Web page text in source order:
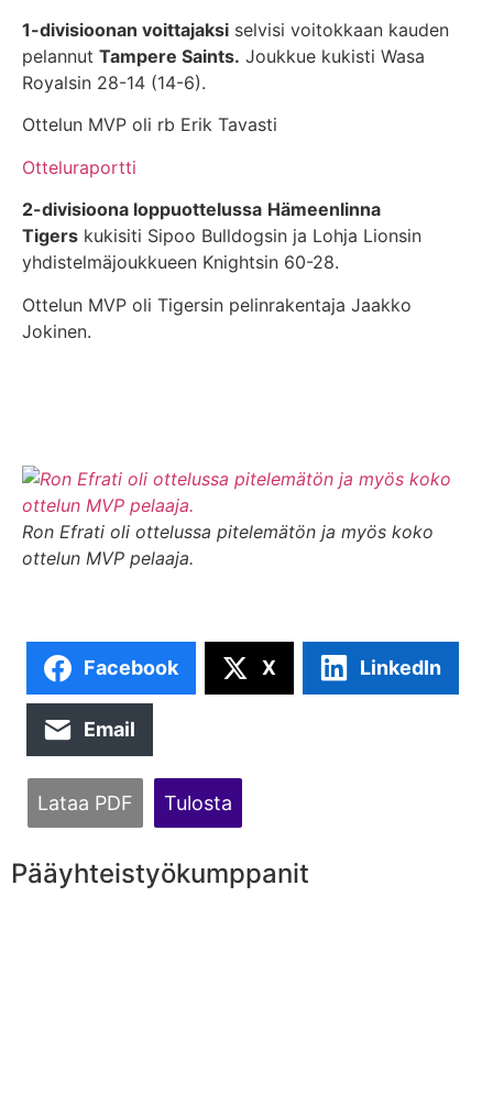
1-divisioonan voittajaksi selvisi voitokkaan kauden
pelannut Tampere Saints. Joukkue kukisti Wasa
Royalsin 28-14 (14-6).
Ottelun MVP oli rb Erik Tavasti
Otteluraportti
2-divisioona loppuottelussa Hämeenlinna
Tigers kukisiti Sipoo Bulldogsin ja Lohja Lionsin
yhdistelmäjoukkueen Knightsin 60-28.
Ottelun MVP oli Tigersin pelinrakentaja Jaakko
Jokinen.
Ron Efrati oli ottelussa pitelemätön ja myös koko
ottelun MVP pelaaja.
Facebook X LinkedIn
Email
Lataa PDF Tulosta
Pääyhteistyökumppanit